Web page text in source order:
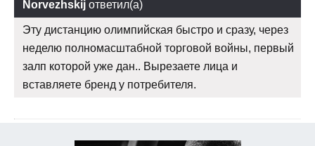
Norvezhskij ответил(а)
Эту дистанцию олимпийская быстро и сразу, через
неделю полномасштабной торговой войны, первый
залп которой уже дан.. Вырезаете лица и
вставляете бренд у потребителя.